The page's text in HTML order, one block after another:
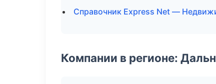
Справочник Express Net —
Компании в регионе: